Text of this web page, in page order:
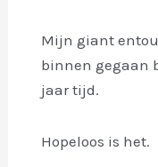
Mijn giant
binnen gegaan
jaar tijd.
Hopeloos is het.